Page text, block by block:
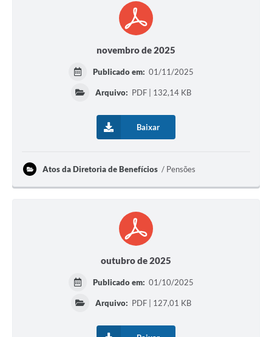
novembro de 2025
Publicado em: 01/11/2025
Arquivo: PDF | 132,14 KB
Baixar
Atos da Diretoria de Benefícios Pensões
outubro de 2025
Publicado em: 01/10/2025
Arquivo: PDF | 127,01 KB